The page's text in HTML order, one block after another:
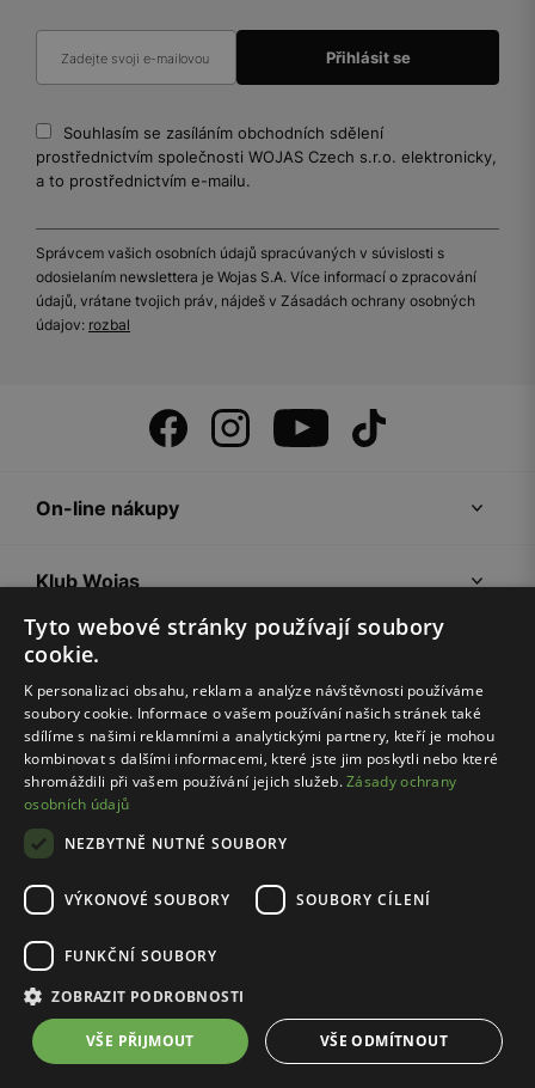
Souhlasím se zasíláním obchodních sdělení
prostřednictvím společnosti WOJAS Czech s.r.o. elektronicky,
a to prostřednictvím e-mailu.
Správcem vašich osobních údajů spracúvaných v súvislosti s
odosielaním newslettera je Wojas S.A. Více informací o zpracování
údajů, vrátane tvojich práv, nájdeš v Zásadách ochrany osobných
údajov: rozbal
On-line nákupy
Klub Wojas
Zákaznická zóna
Společnost Wojas
Rady
Pravidla e-shopu
Zásady ochrany osobních údajů
Nastavení cookies
Tyto webové stránky používají soubory
cookie.
K personalizaci obsahu, reklam a analýze návštěvnosti používáme
soubory cookie. Informace o vašem používání našich stránek také
sdílíme s našimi reklamními a analytickými partnery, kteří je mohou
kombinovat s dalšími informacemi, které jste jim poskytli nebo které
shromáždili při vašem používání jejich služeb.Zásady ochrany
osobních údajů
NEZBYTNĚ NUTNÉ SOUBORY
VÝKONOVÉ SOUBORY SOUBORY CÍLENÍ
FUNKČNÍ SOUBORY
ZOBRAZIT PODROBNOSTI
VŠE PŘIJMOUT VŠE ODMÍTNOUT